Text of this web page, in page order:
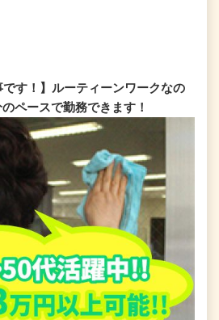
です！】ルーティーンワークなの
ペースで勤務できます！